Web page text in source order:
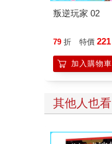
叛逆玩家 02
79 折 特價 221
加入購物車
其他人也看